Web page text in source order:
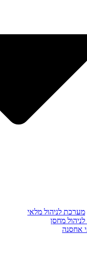
מערכת לניהול מלאי
מחסן
אחסנה